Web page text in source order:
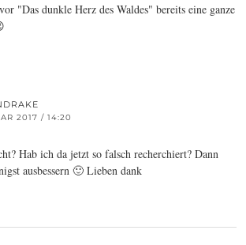
"Das dunkle Herz des Waldes" bereits eine ganze
2017 / 14:20
Hab ich da jetzt so falsch recherchiert? Dann
ausbessern 🙂 Lieben dank